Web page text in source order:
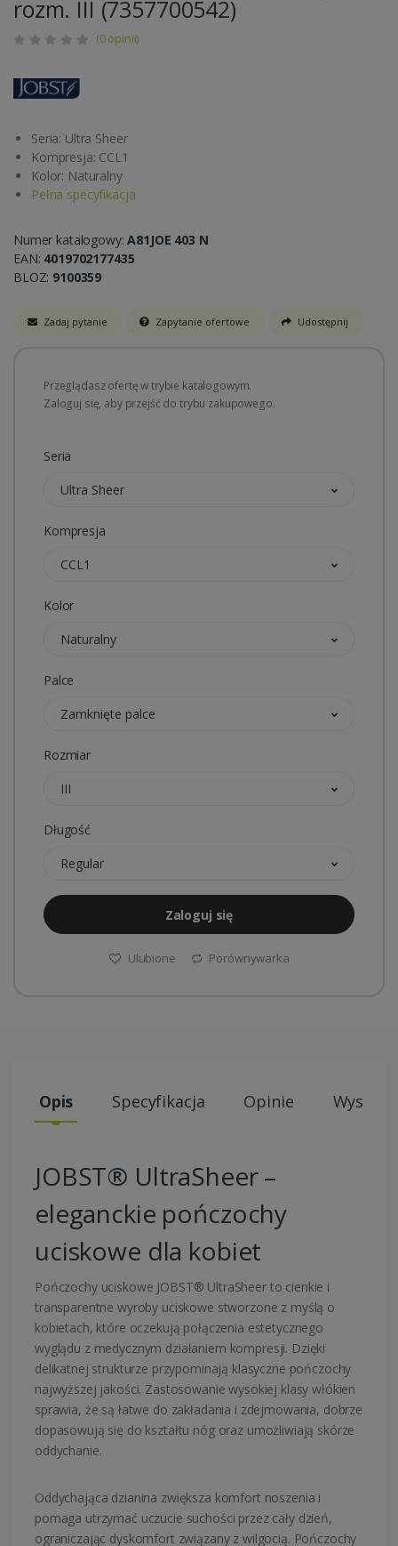
rozm. III (7357700542)
(0 opinii)
Seria: Ultra Sheer
Kompresja: CCL1
Kolor: Naturalny
Pełna specyfikacja
Numer katalogowy:A81JOE 403 N
EAN: 4019702177435
BLOZ: 9100359
Zadaj pytanie Zapytanie ofertowe Udostępnij
Przeglądasz ofertę w trybie katalogowym.
Zaloguj się, aby przejść do trybu zakupowego.
Seria
Ultra Sheer
Kompresja
CCL1
Kolor
Naturalny
Palce
Zamknięte palce
Rozmiar
III
Długość
Regular
Zaloguj się
Ulubione Porównywarka
Opis Specyfikacja Opinie Wysyłki
JOBST® UltraSheer –
eleganckie pończochy
uciskowe dla kobiet
Pończochy uciskowe JOBST® UltraSheer to cienkie i
transparentne wyroby uciskowe stworzone z myślą o
kobietach, które oczekują połączenia estetycznego
wyglądu z medycznym działaniem kompresji. Dzięki
delikatnej strukturze przypominają klasyczne pończochy
najwyższej jakości. Zastosowanie wysokiej klasy włókien
sprawia, że są łatwe do zakładania i zdejmowania, dobrze
dopasowują się do kształtu nóg oraz umożliwiają skórze
oddychanie.
Oddychająca dzianina zwiększa komfort noszenia i
pomaga utrzymać uczucie suchości przez cały dzień,
ograniczając dyskomfort związany z wilgocią. Pończochy